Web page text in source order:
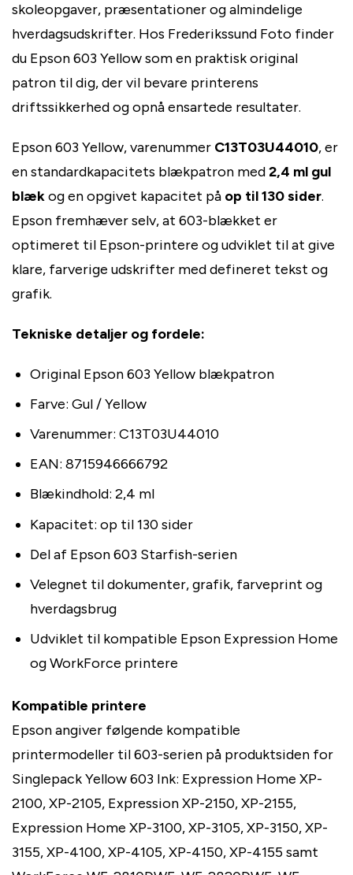
skoleopgaver, præsentationer og almindelige
hverdagsudskrifter. Hos Frederikssund Foto finder
du Epson 603 Yellow som en praktisk original
patron til dig, der vil bevare printerens
driftssikkerhed og opnå ensartede resultater.
Epson 603 Yellow, varenummer C13T03U44010, er
en standardkapacitets blækpatron med2,4 ml gul
blækog en opgivet kapacitet på op til 130 sider.
Epson fremhæver selv, at 603-blækket er
optimeret til Epson-printere og udviklet til at give
klare, farverige udskrifter med defineret tekst og
grafik.
Tekniske detaljer og fordele:
Original Epson 603 Yellow blækpatron
Farve: Gul / Yellow
Varenummer: C13T03U44010
EAN: 8715946666792
Blækindhold: 2,4 ml
Kapacitet: op til 130 sider
Del af Epson 603 Starfish-serien
Velegnet til dokumenter, grafik, farveprint og
hverdagsbrug
Udviklet til kompatible Epson Expression Home
og WorkForce printere
Kompatible printere
Epson angiver følgende kompatible
printermodeller til 603-serien på produktsiden for
Singlepack Yellow 603 Ink: Expression Home XP-
2100, XP-2105, Expression XP-2150, XP-2155,
Expression Home XP-3100, XP-3105, XP-3150, XP-
3155, XP-4100, XP-4105, XP-4150, XP-4155 samt